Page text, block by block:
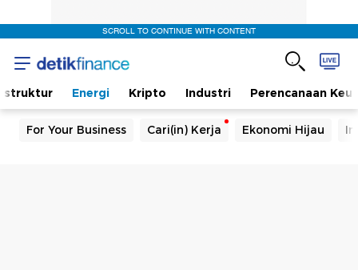
SCROLL TO CONTINUE WITH CONTENT
Energi Kripto Industri Perencanaan
For Your Business Cari(in) Kerja Ekonomi Hijau